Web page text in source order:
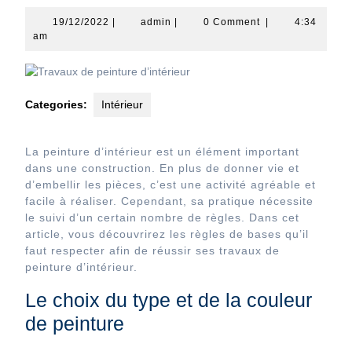
19/12/2022 19/12/2022
| admin admin
| 0 Comment |
4:34
am
Categories: Intérieur
La peinture d’intérieur est un élément important
dans une construction. En plus de donner vie et
d’embellir les pièces, c’est une activité agréable et
facile à réaliser. Cependant, sa pratique nécessite
le suivi d’un certain nombre de règles. Dans cet
article, vous découvrirez les règles de bases qu’il
faut respecter afin de réussir ses travaux de
peinture d’intérieur.
Le choix du type et de la couleur
de peinture